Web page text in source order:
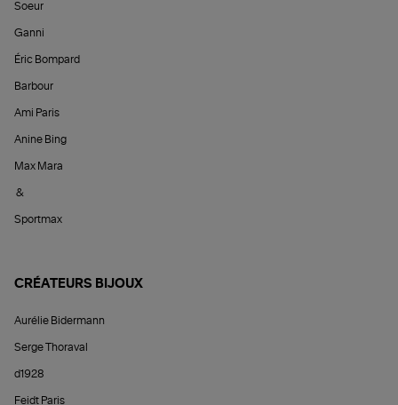
Soeur
Ganni
Éric Bompard
Barbour
Ami Paris
Anine Bing
Max Mara
&
Sportmax
CRÉATEURS BIJOUX
Aurélie Bidermann
Serge Thoraval
d1928
Feidt Paris